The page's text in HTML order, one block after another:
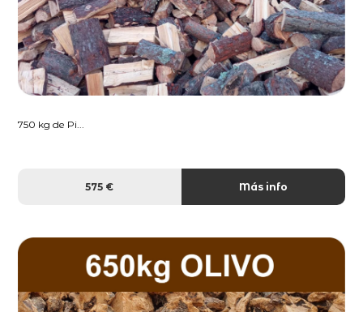
750 kg de Pi...
575 € Más info